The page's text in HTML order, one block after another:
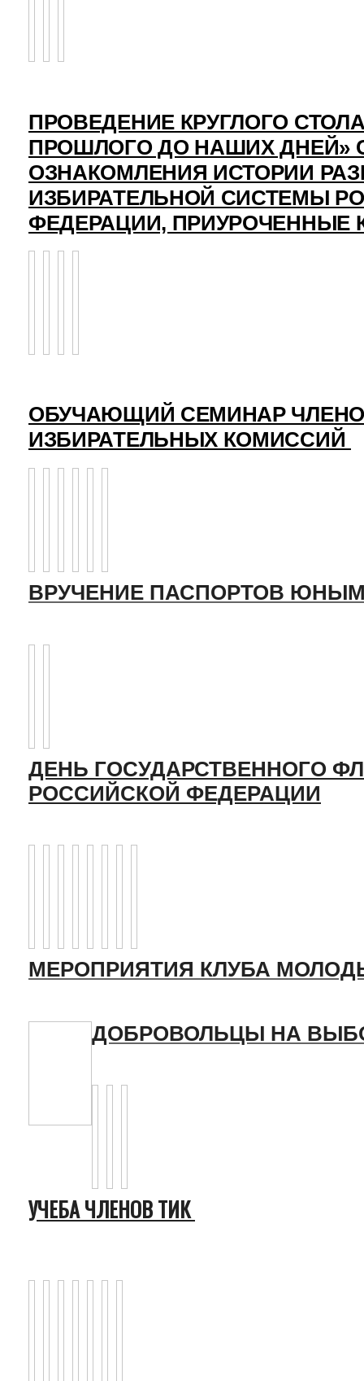
ПРОВЕДЕНИЕ КРУГЛОГО
ПРОШЛОГО ДО НАШИХ ДНЕЙ»
ОЗНАКОМЛЕНИЯ ИСТОРИИ
ИЗБИРАТЕЛЬНОЙ СИСТЕМЫ
ФЕДЕРАЦИИ, ПРИУРОЧЕННЫЕ
ОБУЧАЮЩИЙ СЕМИНАР
ИЗБИРАТЕЛЬНЫХ КОМИССИЙ
ВРУЧЕНИЕ ПАСПОРТОВ
ДЕНЬ ГОСУДАРСТВЕННОГО
РОССИЙСКОЙ ФЕДЕРАЦИИ
МЕРОПРИЯТИЯ КЛУБА
ДОБРОВОЛЬЦЫ НА
УЧЕБА ЧЛЕНОВ ТИК